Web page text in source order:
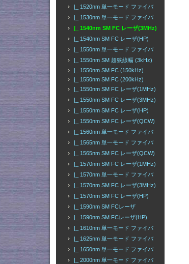
|_ 1520nm 単一モード ファイバ
|_ 1530nm 単一モード ファイバ
|_ 1540nm SM FC レーザ(3MHz)
|_ 1540nm SM FC レーザ(HP)
|_ 1550nm 単一モード ファイバ
|_ 1550nm SM 超狭線幅 (3kHz)
|_ 1550nm SM FC (150kHz)
|_ 1550nm SM FC (200kHz)
|_ 1550nm SM FC レーザ(1MHz)
|_ 1550nm SM FC レーザ(3MHz)
|_ 1550nm SM FC レーザ(HP)
|_ 1550nm SM FC レーザ(QCW)
|_ 1560nm 単一モード ファイバ
|_ 1565nm 単一モード ファイバ
|_ 1565nm SM FC レーザ(QCW)
|_ 1570nm SM FC レーザ(1MHz)
|_ 1570nm 単一モード ファイバ
|_ 1570nm SM FC レーザ(3MHz)
|_ 1570nm SM FC レーザ(HP)
|_ 1590nm SM FCレーザ
|_ 1590nm SM FCレーザ(HP)
|_ 1610nm 単一モード ファイバ
|_ 1625nm 単一モード ファイバ
|_ 1650nm 単一モード ファイバ
|_ 2000nm 単一モード ファイバ